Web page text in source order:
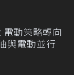
動策略轉向
與電動並行